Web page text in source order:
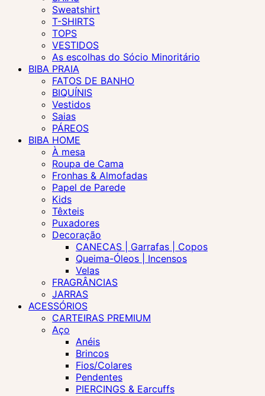
Sweatshirt
T-SHIRTS
TOPS
VESTIDOS
As escolhas do Sócio Minoritário
BIBA PRAIA
FATOS DE BANHO
BIQUÍNIS
Vestidos
Saias
PÁREOS
BIBA HOME
À mesa
Roupa de Cama
Fronhas & Almofadas
Papel de Parede
Kids
Têxteis
Puxadores
Decoração
CANECAS | Garrafas | Copos
Queima-Óleos | Incensos
Velas
FRAGRÂNCIAS
JARRAS
ACESSÓRIOS
CARTEIRAS PREMIUM
Aço
Anéis
Brincos
Fios/Colares
Pendentes
PIERCINGS & Earcuffs